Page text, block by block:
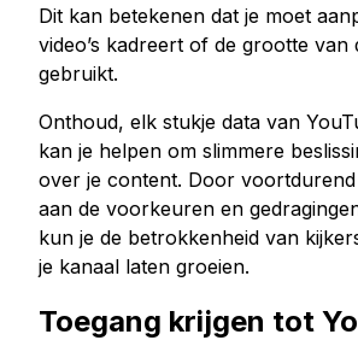
LinkedIn volgers kopen
Twitch volgers kopen
Twitch Livestream bekeken kopen
Dit kan betekenen dat je moet
video’s kadreert of de grootte van
gebruikt.
Onthoud, elk stukje data van
kan je helpen om slimmere
over je content. Door
aan de voorkeuren en
kun je de betrokkenheid van
je kanaal laten groeien.
Toegang krijgen tot